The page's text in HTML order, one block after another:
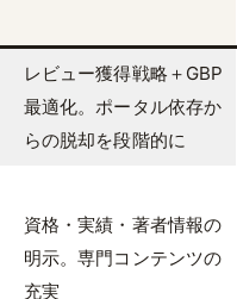
レビュー獲得戦略＋GBP
最適化。ポータル依存か
らの脱却を段階的に
資格・実績・著者情報の
明示。専門コンテンツの
充実